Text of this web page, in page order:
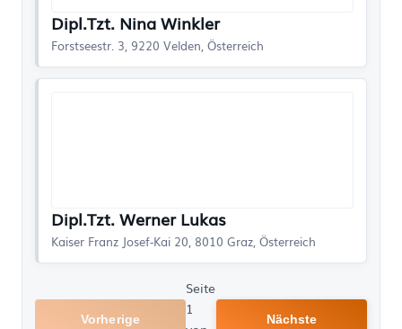
Dipl.Tzt. Nina Winkler
Forstseestr. 3, 9220 Velden, Österreich
Dipl.Tzt. Werner Lukas
Kaiser Franz Josef-Kai 20, 8010 Graz, Österreich
Vorherige
Seite
1
Nächste